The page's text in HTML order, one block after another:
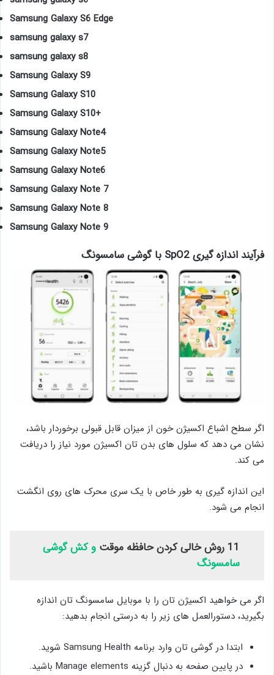
Samsung Galaxy S6 Edge
samsung galaxy s7
samsung galaxy s8
Samsung Galaxy S9
Samsung Galaxy S10
Samsung Galaxy S10+
Samsung Galaxy Note4
Samsung Galaxy Note5
Samsung Galaxy Note6
Samsung Galaxy Note 7
Samsung Galaxy Note 8
Samsung Galaxy Note 9
فرآیند اندازه گیری SpO2 با گوشی سامسونگ
اگر سطح اشباع اکسیژن خون از میزان قابل قبولی برخوردار باشد،
نشان می دهد که سلول های بدن تان اکسیژن مورد نیاز را دریافت
می کند.
این اندازه گیری به طور خاص با یک سری محرک های روی انگشت
انجام می شود.
11 روش خالی کردن حافظه موقت
و کش گوشی
سامسونگ
اگر می خواهید اکسیژن تان را با موبایل سامسونگ تان اندازه
بگیرید، دستورالعمل های زیر را به درستی انجام بدهید:
ابتدا در گوشی تان وارد برنامه Samsung Health شوید.
در پایین صفحه به دنبال گزینه Manage elements باشید.